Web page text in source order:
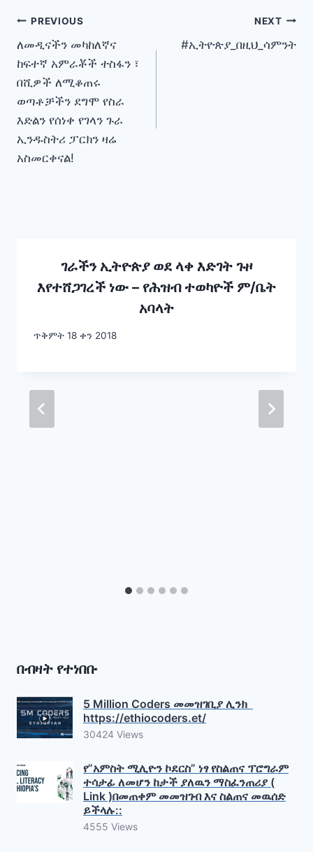
Post
navigation
PREVIOUS
ለመዲናችን መካከለኛና
ከፍተኛ አምራቾች ተስፋን ፣
በሺዎች ለሚቆጠሩ
ወጣቶቻችን ደግሞ የስራ
እድልን የሰነቀ የገላን ጉራ
ኢንዱስትሪ ፓርክን ዛሬ
አስመርቀናል!
NEXT
#ኢትዮጵያ_በዚህ_ሳምንት
ገራችን ኢትዮጵያ ወደ ላቀ እድገት ጉዞ
እየተሸጋገረች ነው – የሕዝብ ተወካዮች ም/ቤት
አባላት
ጥቅምት 18 ቀን 2018
በብዛት የተነበቡ
5 Million Coders መመዝገቢያ ሊንክ
https://ethiocoders.et/
30424 Views
የ”አምስት ሚሊዮን ኮደርስ” ነፃ የስልጠና ፕሮግራም
ተሳታፊ ለመሆን ከታች ያለዉን ማስፈንጠሪያ (
Link )በመጠቀም መመዝገብ እና ስልጠና መዉሰድ
ይችላሉ::
4555 Views